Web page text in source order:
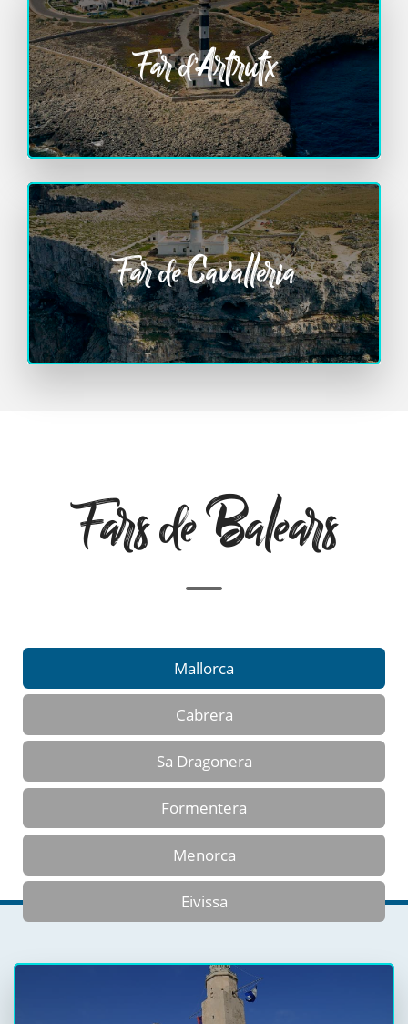
Far d’Artrutx
Far de Cavalleria
Fars de Balears
Mallorca
Cabrera
Sa Dragonera
Formentera
Menorca
Eivissa